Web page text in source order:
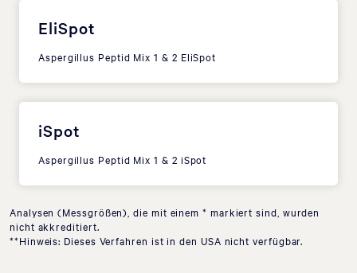
EliSpot
Aspergillus Peptid Mix 1 & 2 EliSpot
iSpot
Aspergillus Peptid Mix 1 & 2 iSpot
Analysen (Messgrößen), die mit einem * markiert sind, wurden
nicht akkreditiert.
**Hinweis: Dieses Verfahren ist in den USA nicht verfügbar.